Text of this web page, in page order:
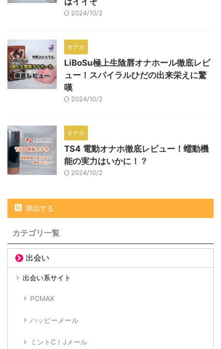
2024/10/2
オナホ
LiBoSu極上生陰唇オナホール徹底レビ
ュー！スパイラルひだの出来栄えに驚
嘆
2024/10/2
オナホ
TS4 電動オナホ徹底レビュー！蠕動機
能の実力はいかに！？
2024/10/2
購読する
カテゴリ一覧
出会い
出会い系サイト
PCMAX
ハッピーメール
ミントC！Jメール